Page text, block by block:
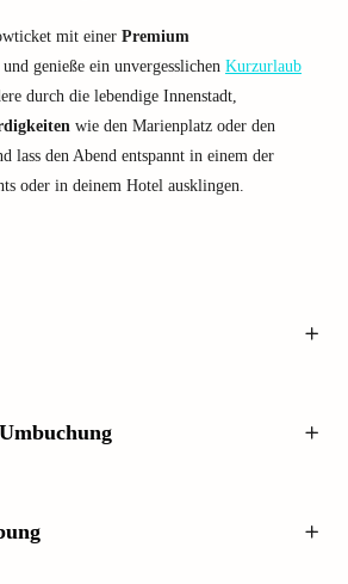
mit einer Premium
und genieße ein unvergesslichen Kurzurlaub
durch die lebendige Innenstadt,
wie den Marienplatz oder den
lass den Abend entspannt in einem der
oder in deinem Hotel ausklingen.